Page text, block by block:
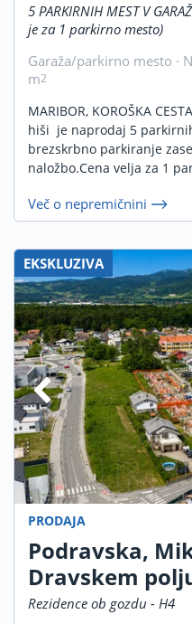
5 PARKIRNIH MEST V
je za 1 parkirno mesto)
Garaža/parkirno mesto ·
m2
MARIBOR, KOROŠKA
hiši je naprodaj 5
brezskrbno parkiranje
naložbo.Cena velja za 1
Več o nepremičnini
EKSKLUZIVA
PRODAJA
Podravska,
Dravskem
Rezidence ob gozdu - H4